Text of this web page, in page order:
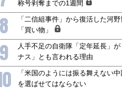
称号剥奪までの1週間
8
「二信組事件」から復活した河
「買い物」
9
人手不足の自衛隊「定年延長」
ナス」とも言われる理由
「米国のようには振る舞えない
を選ばせてはならない